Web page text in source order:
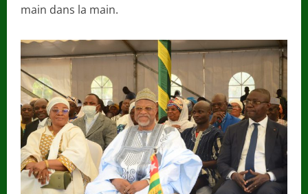
main dans la main.